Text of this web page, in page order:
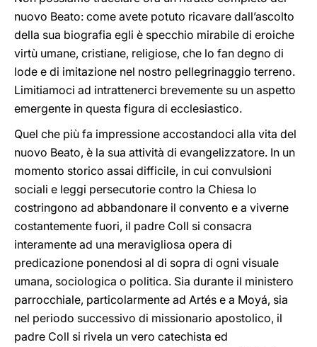
nuovo Beato: come avete potuto ricavare dall’ascolto
della sua biografia egli è specchio mirabile di eroiche
virtù umane, cristiane, religiose, che lo fan degno di
lode e di imitazione nel nostro pellegrinaggio terreno.
Limitiamoci ad intrattenerci brevemente su un aspetto
emergente in questa figura di ecclesiastico.
Quel che più fa impressione accostandoci alla vita del
nuovo Beato, è la sua attività di evangelizzatore. In un
momento storico assai difficile, in cui convulsioni
sociali e leggi persecutorie contro la Chiesa lo
costringono ad abbandonare il convento e a viverne
costantemente fuori, il padre Coll si consacra
interamente ad una meravigliosa opera di
predicazione ponendosi al di sopra di ogni visuale
umana, sociologica o politica. Sia durante il ministero
parrocchiale, particolarmente ad Artés e a Moyá, sia
nel periodo successivo di missionario apostolico, il
padre Coll si rivela un vero catechista ed